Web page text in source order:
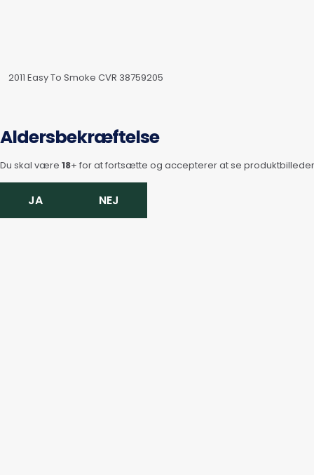
2011 Easy To Smoke CVR 38759205
Aldersbekræftelse
Du skal være 18+ for at fortsætte og accepterer at se
JA NEJ